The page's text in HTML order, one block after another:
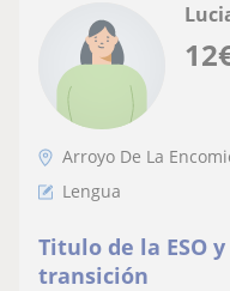
12
Arroyo De La
Lengua
Titulo de la ESO
transición